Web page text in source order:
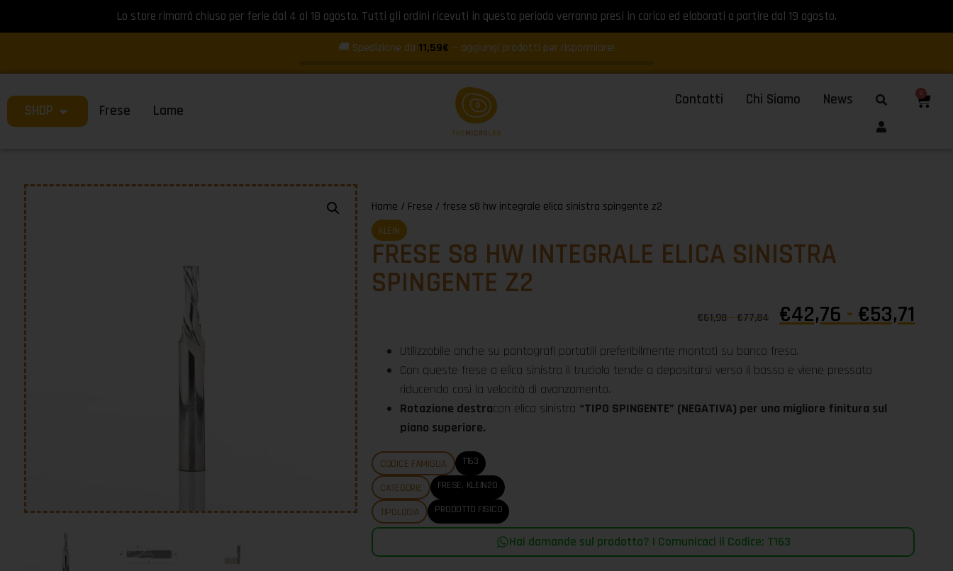
Lo store rimarrà chiuso per ferie dal 4 al 18 agosto. Tutti gli ordini ricevuti in questo periodo verranno presi in carico ed elaborati a partire dal 19 agosto.
🚚 Spedizione da 11,59€ — aggiungi prodotti per risparmiare!
SHOP Frese Lame
Contatti Chi Siamo News 0
Home / Frese / frese s8 hw integrale elica sinistra spingente z2
KLEIN
FRESE S8 HW INTEGRALE ELICA SINISTRA
SPINGENTE Z2
€61,98-€77,84 €42,76 - €53,71
Utilizzabile anche su pantografi portatili preferibilmente montati su banco fresa.
Con queste frese a elica sinistra il truciolo tende a depositarsi verso il basso e viene pressato
riducendo così la velocità di avanzamento.
Rotazione destracon elica sinistra “TIPO SPINGENTE” (NEGATIVA) per una migliore finitura sul
piano superiore.
CODICE FAMIGLIA T163
CATEGORIE FRESE, KLEIN20
TIPOLOGIA PRODOTTO FISICO
Hai domande sul prodotto? | Comunicaci il Codice: T163